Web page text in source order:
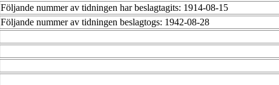
Följande nummer av tidningen har beslagtagits: 1914-08-15
Följande nummer av tidningen beslagtogs: 1942-08-28